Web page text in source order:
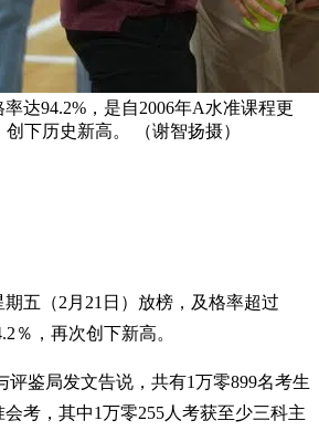
达94.2%，是自2006年A水准课程更
下历史新高。 （谢智扬摄）
期五（2月21日）放榜，及格率超过
％，再次创下新高。
评鉴局发文告说，共有1万零899名考生
考，其中1万零255人考获至少三科主